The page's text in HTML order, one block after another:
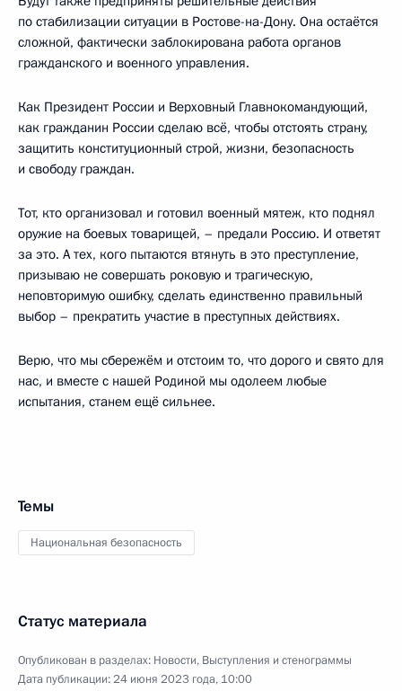
по стабилизации ситуации в Ростове-на-Дону. Она остаётся
сложной, фактически заблокирована работа органов
гражданского и военного управления.
Как Президент России и Верховный Главнокомандующий,
как гражданин России сделаю всё, чтобы отстоять страну,
защитить конституционный строй, жизни, безопасность
и свободу граждан.
Тот, кто организовал и готовил военный мятеж, кто поднял
оружие на боевых товарищей, – предали Россию. И ответят
за это. А тех, кого пытаются втянуть в это преступление,
призываю не совершать роковую и трагическую,
неповторимую ошибку, сделать единственно правильный
выбор – прекратить участие в преступных действиях.
Верю, что мы сбережём и отстоим то, что дорого и свято для
нас, и вместе с нашей Родиной мы одолеем любые
испытания, станем ещё сильнее.
Темы
Национальная безопасность
Статус материала
Опубликован в разделах: Новости, Выступления и стенограммы
Дата публикации:24 июня 2023 года, 10:00